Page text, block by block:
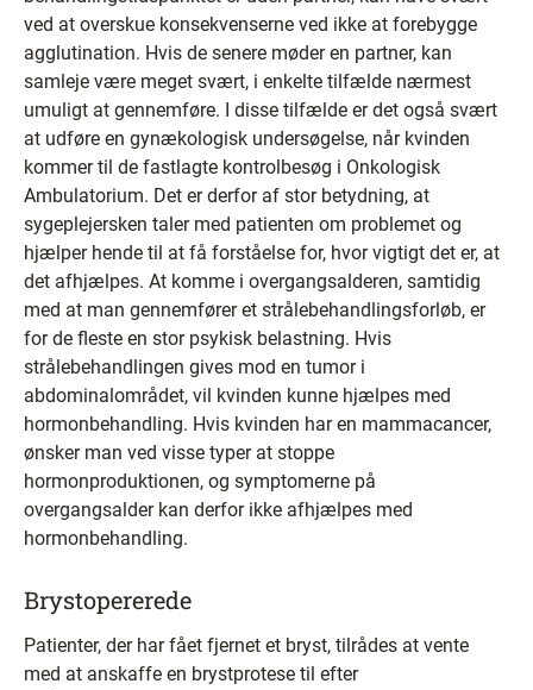
ved at overskue konsekvenserne ved ikke at forebygge
agglutination. Hvis de senere møder en partner, kan
samleje være meget svært, i enkelte tilfælde nærmest
umuligt at gennemføre. I disse tilfælde er det også svært
at udføre en gynækologisk undersøgelse, når kvinden
kommer til de fastlagte kontrolbesøg i Onkologisk
Ambulatorium. Det er derfor af stor betydning, at
sygeplejersken taler med patienten om problemet og
hjælper hende til at få forståelse for, hvor vigtigt det er, at
det afhjælpes. At komme i overgangsalderen, samtidig
med at man gennemfører et strålebehandlingsforløb, er
for de fleste en stor psykisk belastning. Hvis
strålebehandlingen gives mod en tumor i
abdominalområdet, vil kvinden kunne hjælpes med
hormonbehandling. Hvis kvinden har en mammacancer,
ønsker man ved visse typer at stoppe
hormonproduktionen, og symptomerne på
overgangsalder kan derfor ikke afhjælpes med
hormonbehandling.
Brystopererede
Patienter, der har fået fjernet et bryst, tilrådes at vente
med at anskaffe en brystprotese til efter